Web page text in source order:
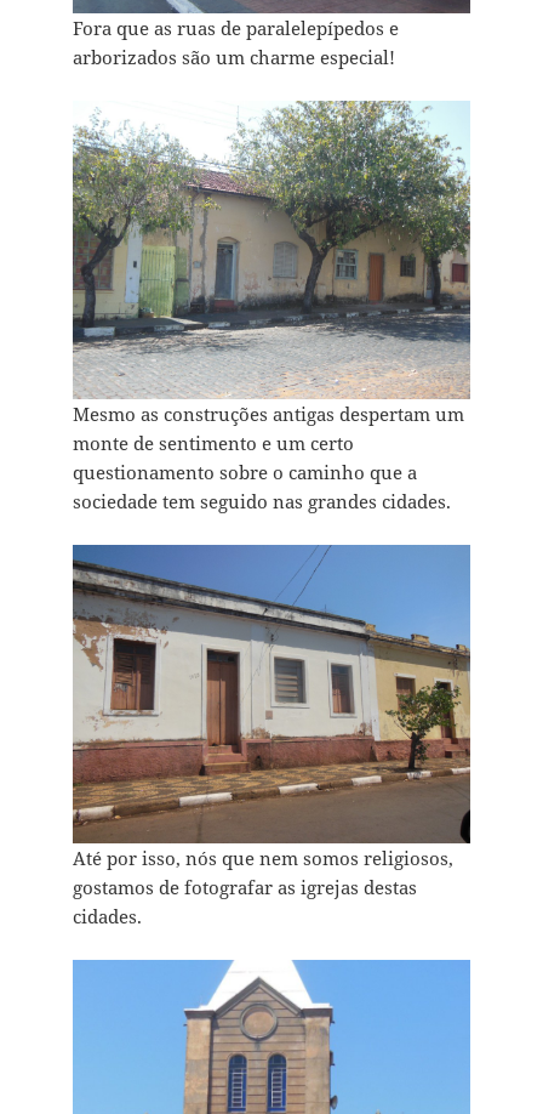
Fora que as ruas de paralelepípedos e
arborizados são um charme especial!
Mesmo as construções antigas despertam um
monte de sentimento e um certo
questionamento sobre o caminho que a
sociedade tem seguido nas grandes cidades.
Até por isso, nós que nem somos religiosos,
gostamos de fotografar as igrejas destas
cidades.